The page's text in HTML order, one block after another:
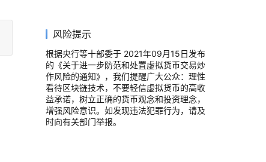
风险提示
根据央行等十部委于 2021年09月15日发布
的《关于进一步防范和处置虚拟货币交易炒
作风险的通知》，我们提醒广大公众：理性
看待区块链技术，不要轻信虚拟货币的高收
益承诺，树立正确的货币观念和投资理念，
增强风险意识。如发现违法犯罪行为，请及
时向有关部门举报。